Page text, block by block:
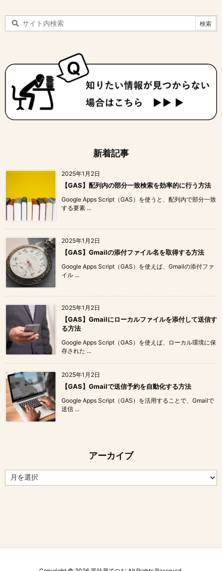
新着記事
2025年1月2日
【GAS】配列内の部分一致検索を効率的に行う方法
Google Apps Script（GAS）を使うと、配列内で部分一致
する要素 ...
2025年1月2日
【GAS】Gmailの添付ファイル名を取得する方法
Google Apps Script（GAS）を使えば、Gmailの添付ファ
イル ...
2025年1月2日
【GAS】Gmailにローカルファイルを添付して送信す
る方法
Google Apps Script（GAS）を使えば、ローカル環境に保
存された ...
2025年1月2日
【GAS】Gmailで送信予約を自動化する方法
Google Apps Script（GAS）を活用することで、Gmailで
送信 ...
アーカイブ
ー